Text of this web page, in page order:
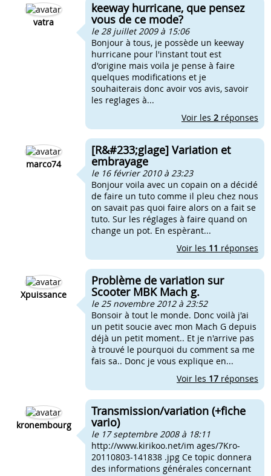
vatra
keeway hurricane, que pensez
vous de ce mode?
le 28 juillet 2009 à 15:06
Bonjour à tous, je possède un keeway
hurricane pour l'instant tout est
d'origine mais voila je pense à faire
quelques modifications et je
souhaiterais donc avoir vos avis, savoir
les reglages à...
Voir les 2 réponses
marco74
[R&#233;glage] Variation et
embrayage
le 16 février 2010 à 23:23
Bonjour voila avec un copain on a décidé
de faire un tuto comme il pleu chez nous
on savait pas quoi faire alors on a fait se
tuto. Sur les réglages à faire quand on
change un pot. En espèrant...
Voir les 11 réponses
Xpuissance
Problème de variation sur
Scooter MBK Mach g.
le 25 novembre 2012 à 23:52
Bonsoir à tout le monde. Donc voilà j'ai
un petit soucie avec mon Mach G depuis
déjà un petit moment.. Et je n'arrive pas
à trouvé le pourquoi du comment sa me
fais sa.. Donc je vous explique en...
Voir les 17 réponses
kronembourg
Transmission/variation (+fiche
vario)
le 17 septembre 2008 à 18:11
http://www.kirikoo.net/im ages/7Kro-
20110803-141838 .jpg Ce topic donnera
des informations générales concernant